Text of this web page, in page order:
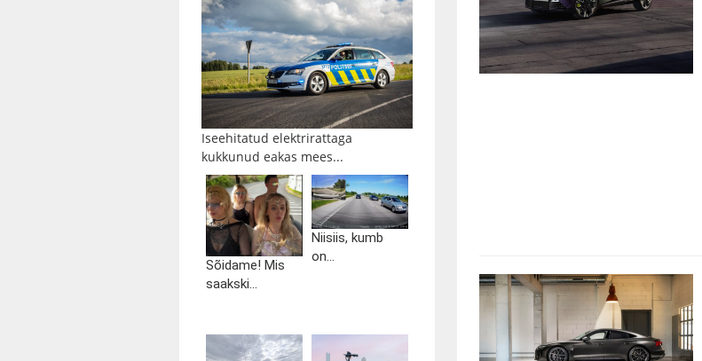
Iseehitatud elektrirattaga
kukkunud eakas mees...
Sõidame! Mis
saakski...
Niisiis, kumb
on...